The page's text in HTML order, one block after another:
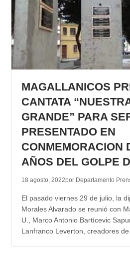
MAGALLANICOS
CANTATA
GRANDE” PARA
PRESENTADO EN
CONMEMORACION
AÑOS DEL GOLPE
18 agosto, 2022por Departamento
El pasado viernes 29 de julio, la
Morales Alvarado se reunió con
U., Marco Antonio Bartícevic
Lanfranco Leverton, creadores